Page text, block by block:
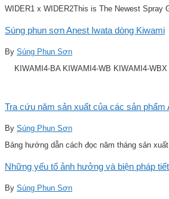
WIDER1 x WIDER2This is The Newest Spray
Súng phun sơn Anest Iwata dòng Kiwami
By Súng Phun Sơn
KIWAMI4-BA KIWAMI4-WB KIWAMI4-WBX
Tra cứu năm sản xuất của các sản phẩm
By Súng Phun Sơn
Bảng hướng dẫn cách đọc năm tháng sản xuất
Những yếu tố ảnh hưởng và biện pháp
By Súng Phun Sơn